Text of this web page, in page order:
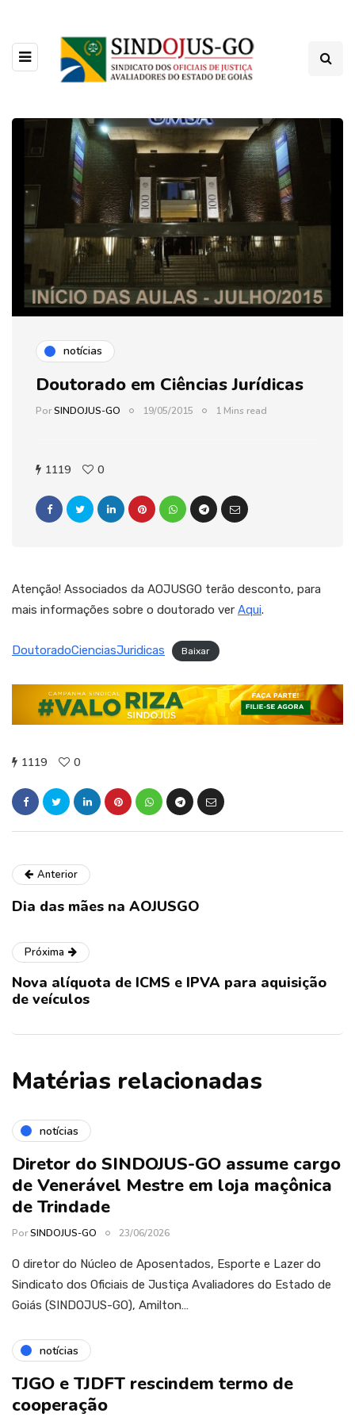
notícias
Doutorado em Ciências Jurídicas
PorSINDOJUS-GO 19/05/2015 1 Mins read
1119 0
Atenção! Associados da AOJUSGO terão desconto, para
mais informações sobre o doutorado ver Aqui.
DoutoradoCienciasJuridicas Baixar
1119 0
Anterior
Dia das mães na AOJUSGO
Próxima
Nova alíquota de ICMS e IPVA para aquisição
de veículos
Matérias relacionadas
notícias
Diretor do SINDOJUS-GO assume cargo
de Venerável Mestre em loja maçônica
de Trindade
PorSINDOJUS-GO 23/06/2026
O diretor do Núcleo de Aposentados, Esporte e Lazer do
Sindicato dos Oficiais de Justiça Avaliadores do Estado de
Goiás (SINDOJUS-GO), Amilton…
notícias
TJGO e TJDFT rescindem termo de
cooperação